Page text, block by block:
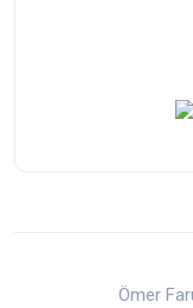
Ömer